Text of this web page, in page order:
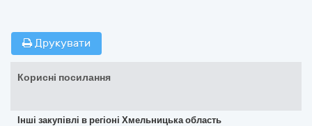
Друкувати
Корисні посилання
Інші закупівлі в регіоні Хмельницька область